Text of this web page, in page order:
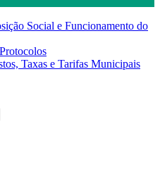
Social e Funcionamento do
Taxas e Tarifas Municipais